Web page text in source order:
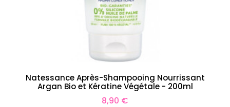
Natessance Après-Shampooing Nourrissant
Argan Bio et Kératine Végétale - 200ml
Prix
8,90 €